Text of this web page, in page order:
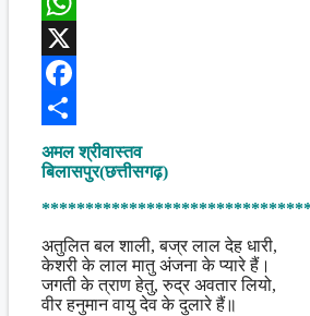
WhatsApp
X
Facebook
Share
अमल श्रीवास्तव
बिलासपुर(छत्तीसगढ़)
अतुलित बल शाली, बज्र लाल देह धारी,
केशरी के लाल मातु अंजना के प्यारे हैं।
जगती के त्राण हेतु, रुद्र अवतार लियो,
वीर हनुमान वायु देव के दुलारे हैं॥